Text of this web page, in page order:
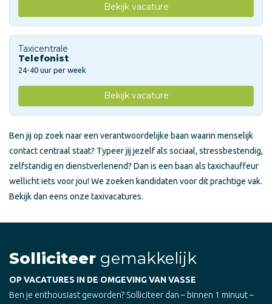
Bekijk vacature
Taxicentrale
Telefonist
24-40 uur per week
Bekijk vacature
Ben jij op zoek naar een verantwoordelijke baan waarin menselijk
contact centraal staat? Typeer jij jezelf als sociaal, stressbestendig,
zelfstandig en dienstverlenend? Dan is een baan als taxichauffeur
wellicht iets voor jou! We zoeken kandidaten voor dit prachtige vak.
Bekijk dan eens onze taxivacatures.
Solliciteer gemakkelijk
OP VACATURES IN DE OMGEVING VAN VASSE
Ben je enthousiast geworden? Solliciteer dan – binnen 1 minuut –